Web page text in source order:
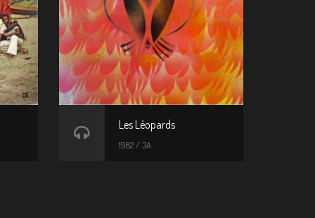
Les Léopards
1982 / 3A